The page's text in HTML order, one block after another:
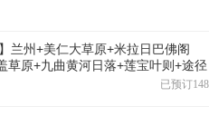
兰州+美仁大草原+米拉日巴佛阁
草原+九曲黄河日落+莲宝叶则+途径
畅玩+川主寺+郎木寺++格尔底寺
已预订148